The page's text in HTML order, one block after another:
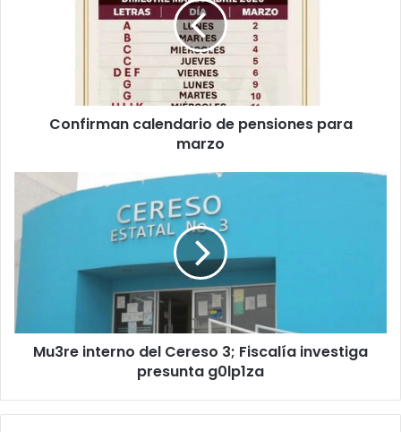
Confirman calendario de pensiones para
marzo
interno
del
Cereso
Fiscalía
investiga
g0lp1za
Mu3re interno del Cereso 3; Fiscalía investiga
presunta g0lp1za